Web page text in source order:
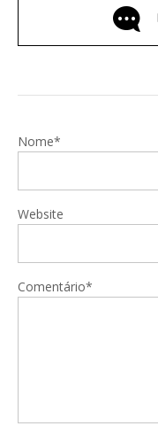
Nome*
Website
Comentário*